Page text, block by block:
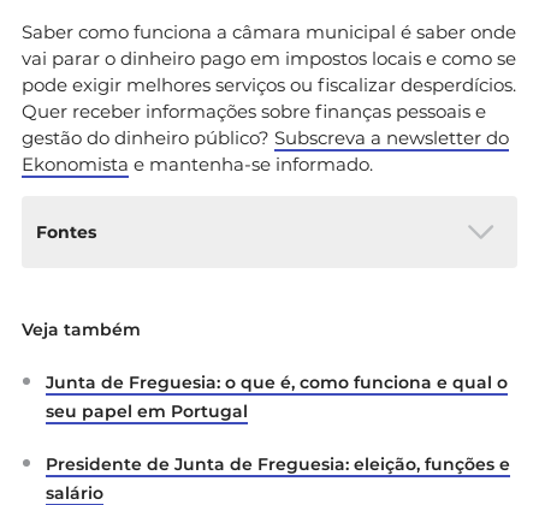
Saber como funciona a câmara municipal é saber onde
vai parar o dinheiro pago em impostos locais e como se
pode exigir melhores serviços ou fiscalizar desperdícios.
Quer receber informações sobre finanças pessoais e
gestão do dinheiro público? Subscreva a newsletter do
Ekonomista e mantenha-se informado.
Fontes
Jurídico das Autarquias Locais. Disponível em
consolidada/lei/2013-34480375
Tribunal de Contas (2025).
Auditoria aos Municípios 2024
. Disponível em
https://www.tcontas.pt
Veja também
Junta de Freguesia: o que é, como funciona e qual o
seu papel em Portugal
Presidente de Junta de Freguesia: eleição, funções e
salário